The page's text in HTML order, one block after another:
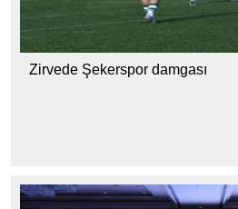
Zirvede Şekerspor damgası